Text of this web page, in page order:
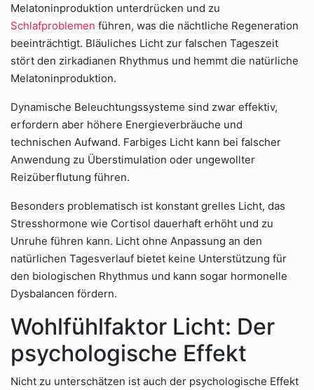
Melatoninproduktion unterdrücken und zu
Schlafproblemen führen, was die nächtliche Regeneration
beeinträchtigt. Bläuliches Licht zur falschen Tageszeit
stört den zirkadianen Rhythmus und hemmt die natürliche
Melatoninproduktion.
Dynamische Beleuchtungssysteme sind zwar effektiv,
erfordern aber höhere Energieverbräuche und
technischen Aufwand. Farbiges Licht kann bei falscher
Anwendung zu Überstimulation oder ungewollter
Reizüberflutung führen.
Besonders problematisch ist konstant grelles Licht, das
Stresshormone wie Cortisol dauerhaft erhöht und zu
Unruhe führen kann. Licht ohne Anpassung an den
natürlichen Tagesverlauf bietet keine Unterstützung für
den biologischen Rhythmus und kann sogar hormonelle
Dysbalancen fördern.
Wohlfühlfaktor Licht: Der
psychologische Effekt
Nicht zu unterschätzen ist auch der psychologische Effekt